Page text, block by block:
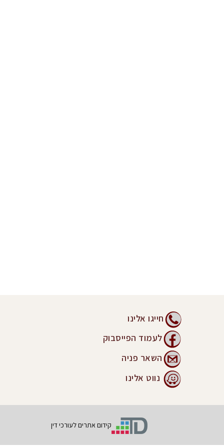
חייגו אלינו
לעמוד הפייסבוק
השאר פניה
נווט אלינו
קידום אתרים לעורכי דין